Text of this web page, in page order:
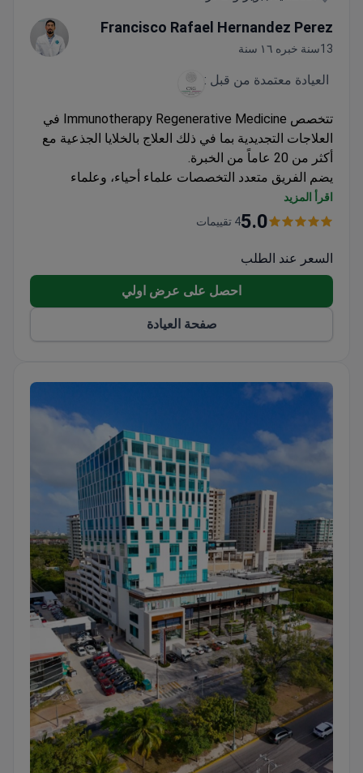
Francisco Rafael Hernandez Perez
13سنة خبره ١٦ سنة
العيادة معتمدة من قبل :
تتخصص Immunotherapy Regenerative Medicine في
العلاجات التجديدية بما في ذلك العلاج بالخلايا الجذعية مع
أكثر من 20 عاماً من الخبرة.
يضم الفريق متعدد التخصصات علماء أحياء، وعلماء
فيزياء حيوية، وأخصائيي تغذية
تطوير بروتوكولات طبية مخصصة باستخدام الخلايا
علاج الحالات المزمنة والإصابات الرياضية بأساليب
تجديدية
اقرأ المزيد
5.04 تقييمات
السعر عند الطلب
احصل على عرض اولي
صفحة العيادة